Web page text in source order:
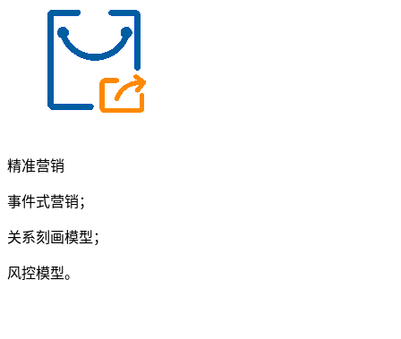
精准营销
事件式营销；
关系刻画模型；
风控模型。